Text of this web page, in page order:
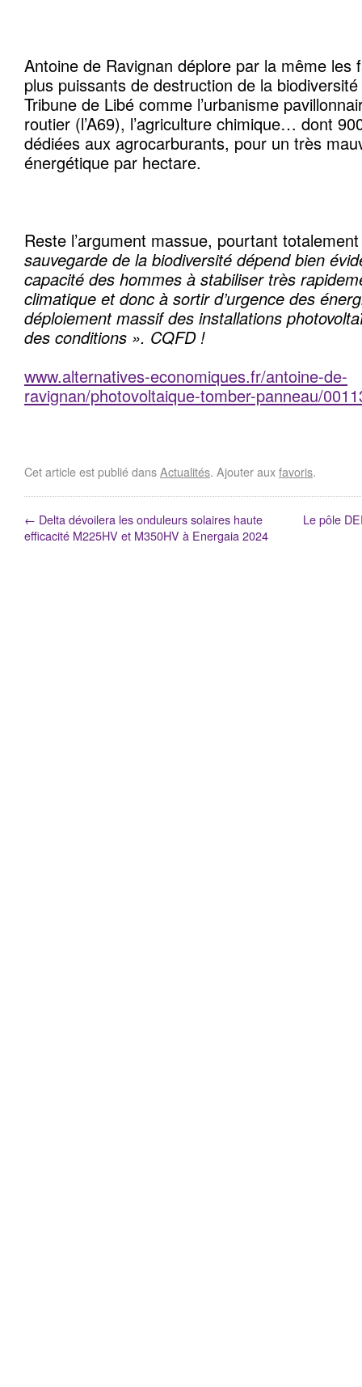
Antoine de Ravignan déplore par la même les
plus puissants de destruction de la
Tribune de Libé comme l’urbanisme
routier (l’A69), l’agriculture chimique… dont
dédiées aux agrocarburants, pour un très
énergétique par hectare.
Reste l’argument massue, pourtant
sauvegarde de la biodiversité dépend bien
capacité des hommes à stabiliser très
climatique et donc à sortir d’urgence des
déploiement massif des installations
des conditions ». CQFD !
www.alternatives-economiques.fr/antoine-de-
ravignan/photovoltaique-tomber-panneau/
Cet article est publié dansActualités. Ajouter auxfavoris.
← Delta dévoilera les onduleurs solaires haute
efficacité M225HV et M350HV à Energaia 2024
Le pôle